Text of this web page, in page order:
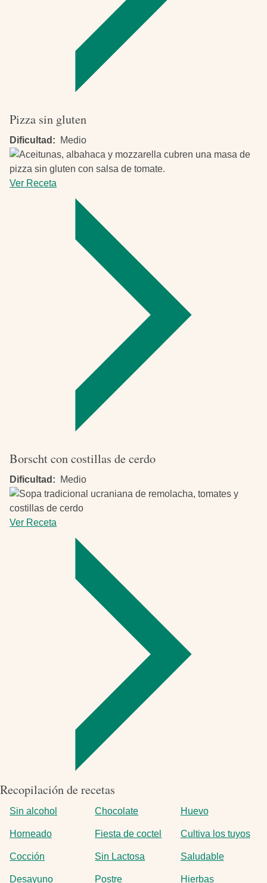
Pizza sin gluten
Dificultad Medio
Ver Receta
Pizza
Borscht con costillas de cerdo
Dificultad Medio
Ver Receta
Borscht
Recopilación de recetas
Sin alcohol
Horneado
Cocción
Desayuno
Chocolate
Fiesta de coctel
Sin Lactosa
Postre
Huevo
Cultiva los tuyos
Saludable
Hierbas